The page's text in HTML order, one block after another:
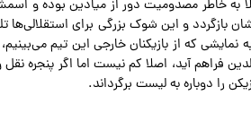
به خاطر مصدومیت دور از میادین بوده و
بازگردد و این شوک بزرگی برای
نمایشی که از بازیکنان خارجی این تیم
فراهم آید، اصلا کم نیست اما اگر پنجره
را دوباره به لیست برگرداند.